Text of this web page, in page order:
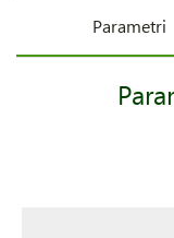
Parametri